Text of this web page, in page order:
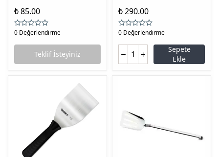
₺ 85.00
0 Değerlendirme
Teklif İsteyiniz
₺ 290.00
0 Değerlendirme
Sepete
Ekle